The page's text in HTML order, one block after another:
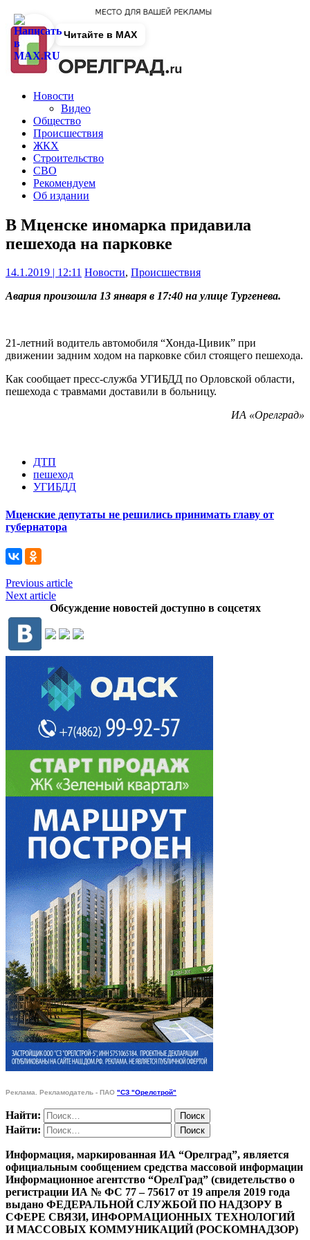
Новости
Видео
Общество
Происшествия
ЖКХ
Строительство
СВО
Рекомендуем
Об издании
В Мценске иномарка придавила
пешехода на парковке
14.1.2019 | 12:11 Новости, Происшествия
Авария произошла 13 января в 17:40 на улице Тургенева.
21-летний водитель автомобиля “Хонда-Цивик” при
движении задним ходом на парковке сбил стоящего пешехода.
Как сообщает пресс-служба УГИБДД по Орловской области,
пешехода с травмами доставили в больницу.
ИА «Орелград»
ДТП
пешеход
УГИБДД
Мценские депутаты не решились принимать главу от
губернатора
Previous article
Next article
Обсуждение новостей доступно в соцсетях
Реклама. Рекламодатель - ПАО "СЗ "Орелстрой"
Найти:
Найти:
Информация, маркированная ИА “Орелград”, является
официальным сообщением средства массовой информации
Информационное агентство “ОрелГрад” (свидетельство о
регистрации ИА № ФС 77 – 75617 от 19 апреля 2019 года
выдано ФЕДЕРАЛЬНОЙ СЛУЖБОЙ ПО НАДЗОРУ В
СФЕРЕ СВЯЗИ, ИНФОРМАЦИОННЫХ ТЕХНОЛОГИЙ
И МАССОВЫХ КОММУНИКАЦИЙ (РОСКОМНАДЗОР)
Читайте в MAX